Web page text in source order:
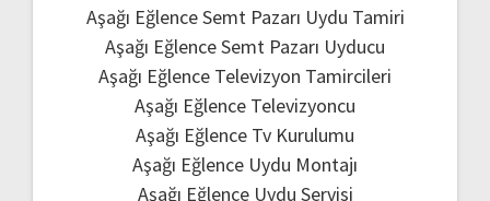
Aşağı Eğlence Semt Pazarı Uydu Tamiri
Aşağı Eğlence Semt Pazarı Uyducu
Aşağı Eğlence Televizyon Tamircileri
Aşağı Eğlence Televizyoncu
Aşağı Eğlence Tv Kurulumu
Aşağı Eğlence Uydu Montajı
Aşağı Eğlence Uydu Servisi